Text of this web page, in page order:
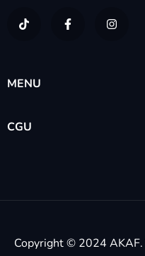
MENU
CGU
Copyright © 2024 AKAF.